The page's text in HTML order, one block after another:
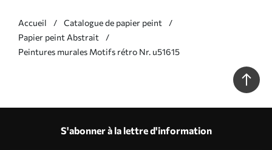
Accueil
Catalogue de papier peint
Papier peint Abstrait
Peintures murales Motifs rétro Nr. u51615
S'abonner à la lettre d'information